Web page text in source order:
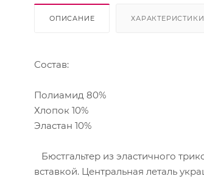
ОПИСАНИЕ ХАРАКТЕРИСТИКИ
Состав:
Полиамид 80%
Хлопок 10%
Эластан 10%
Бюстгальтер из эластичного
вставкой. Центральная леталь